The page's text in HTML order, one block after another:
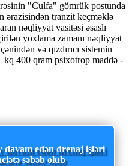
"Culfa" gömrük postunda
ərazisindən tranzit keçməklə
nəqliyyat vasitəsi əsaslı
yoxlama zamanı nəqliyyat
və qızdırıcı sistemin
kq 400 qram psixotrop maddə -
davam edən drenaj işləri
səbəb olub